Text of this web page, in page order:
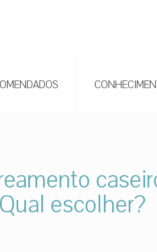
escolher?